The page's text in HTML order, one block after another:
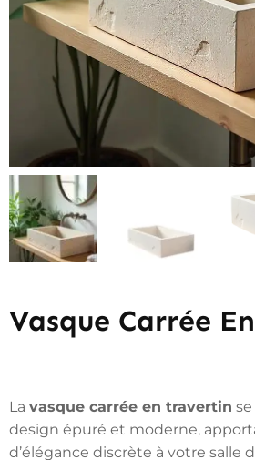
Vasque Carrée
La vasque carrée en travertin
design épuré et moderne,
d’élégance discrète à votre salle